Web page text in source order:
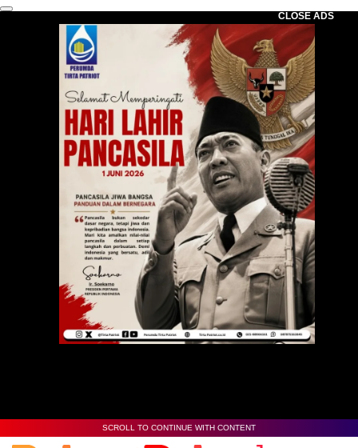
CLOSE ADS
SCROLL TO CONTINUE WITH CONTENT